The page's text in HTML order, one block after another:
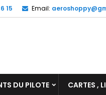
15 Email:
DU PILOTE CARTES ,